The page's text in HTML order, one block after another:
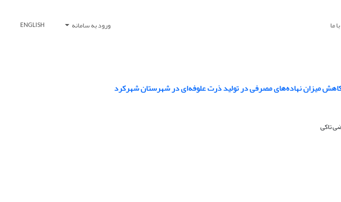
ما ورود به سامانه ENGLISH
میزان نهاده‌های مصرفی در تولید ذرت علوفه‌ای در شهرستان شهرکرد
تاکی